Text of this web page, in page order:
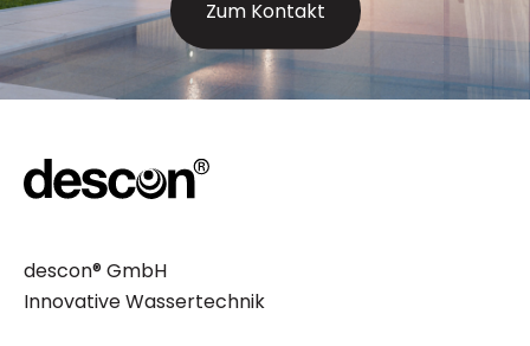
Zum Kontakt
descon® GmbH
Innovative Wassertechnik